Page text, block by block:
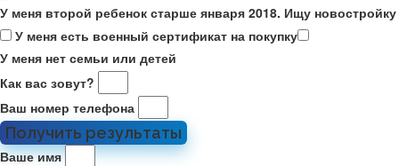
У меня второй ребенок старше января 2018. Ищу новостройку
У меня есть военный сертификат на покупку
У меня нет семьи или детей
Как вас зовут?
Ваш номер телефона
Получить результаты
Ваше имя